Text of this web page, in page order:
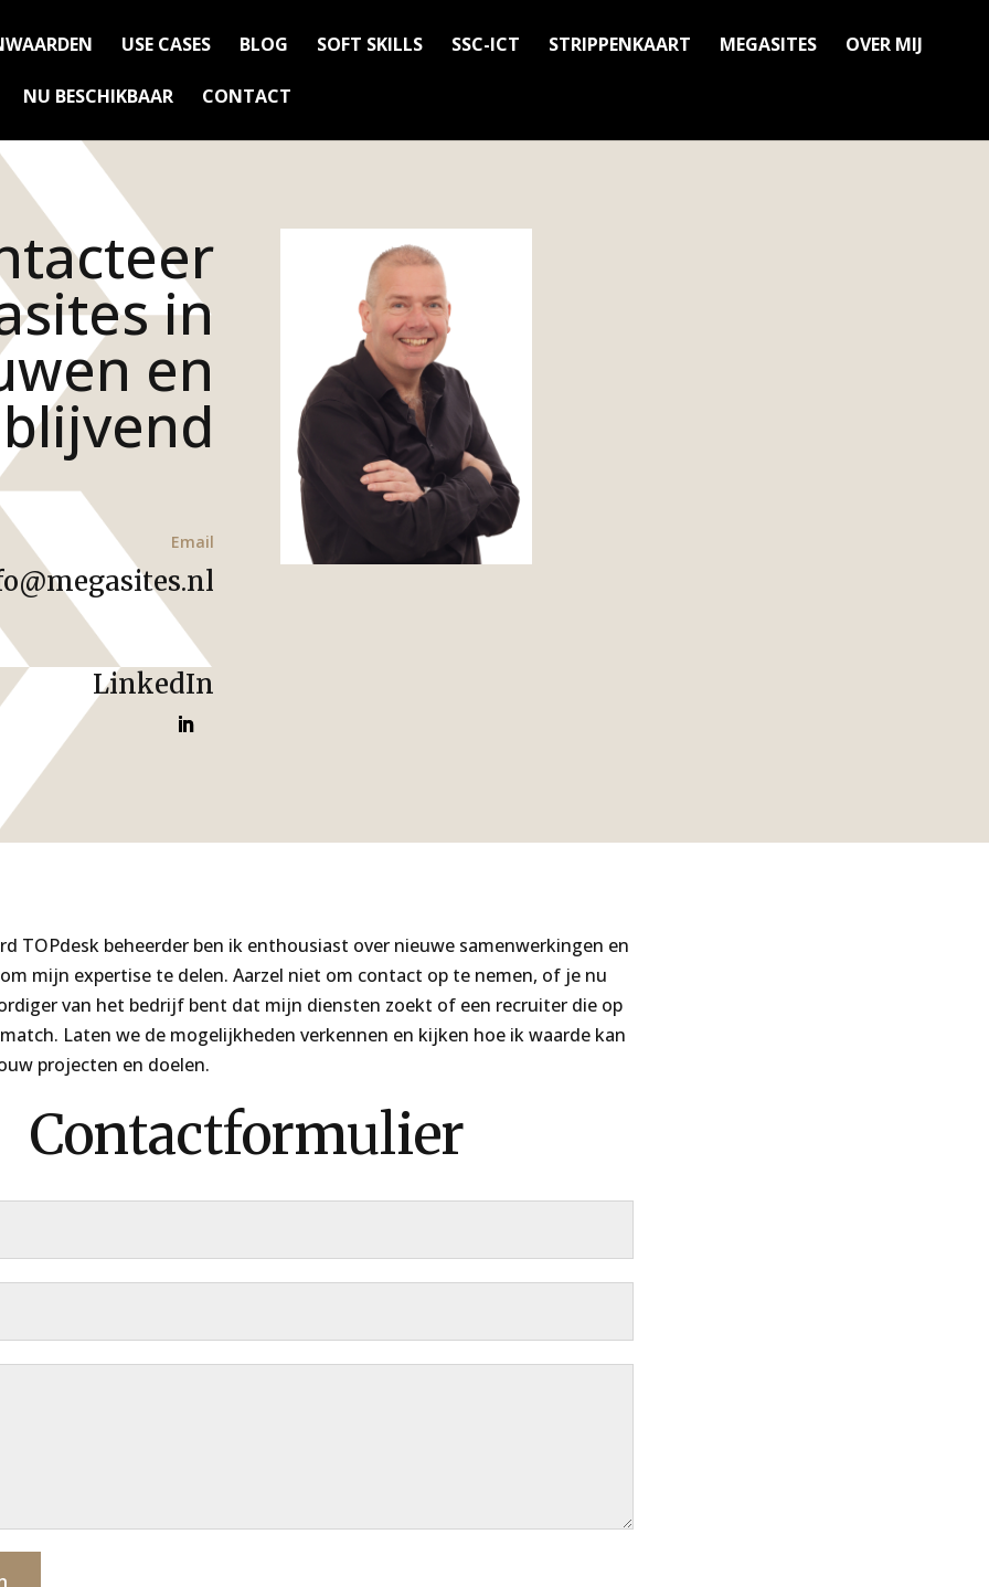
USE CASES BLOG SOFT SKILLS SSC-ICT STRIPPENKAART MEGASITES OVER MIJ
NU BESCHIKBAAR CONTACT
in
en
Email
LinkedIn
TOPdesk beheerder ben ik enthousiast over nieuwe samenwerkingen en
mijn expertise te delen. Aarzel niet om contact op te nemen, of je nu
van het bedrijf bent dat mijn diensten zoekt of een recruiter die op
Laten we de mogelijkheden verkennen en kijken hoe ik waarde kan
projecten en doelen.
Contactformulier